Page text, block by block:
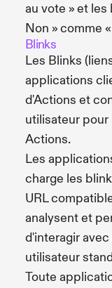
au vote » et les
Non » comme
Blinks
Les Blinks
applications
d'Actions et
utilisateur
Actions.
Les
charge les
URL
analysent et
d'interagir
utilisateur
Toute